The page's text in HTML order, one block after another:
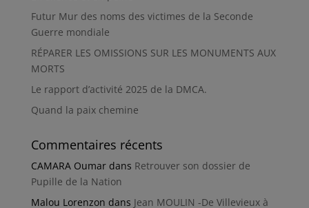
Futur Mur des noms des victimes de la Seconde
Guerre mondiale
RÉPARER LES OMISSIONS SUR LES MONUMENTS AUX
MORTS
Le rapport d’activité 2025 de la DMCA.
Quand la paix chemine
Commentaires récents
CAMARA Oumardans Retrouver son dossier de
Pupille de la Nation
Malou Lorenzon dans Jean MOULIN -De Villevieux à